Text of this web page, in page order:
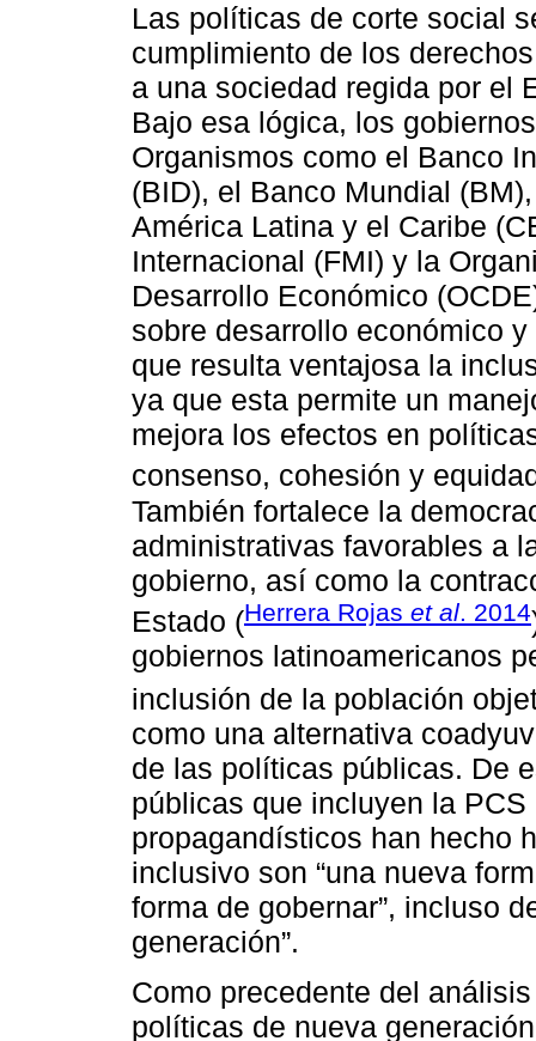
Las políticas de corte social
cumplimiento de los
a una sociedad regida por el
Bajo esa lógica, los
Organismos como el Banco
(BID), el Banco Mundial
América Latina y el Caribe
Internacional (FMI) y la
Desarrollo Económico
sobre desarrollo económico
que resulta ventajosa la
ya que esta permite un
mejora los efectos en
consenso, cohesión y
También fortalece la
administrativas favorables a
gobierno, así como la
Estado (Herrera Rojas et al. 2014
gobiernos latinoamericanos
inclusión de la población
como una alternativa
de las políticas públicas. De
públicas que incluyen la
propagandísticos han hecho
inclusivo son “una nueva
forma de gobernar”, incluso
generación”.
Como precedente del
políticas de nueva